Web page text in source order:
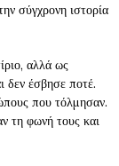
σύγχρονη ιστορία
αλλά ως
έσβησε ποτέ.
που τόλμησαν.
τη φωνή τους και